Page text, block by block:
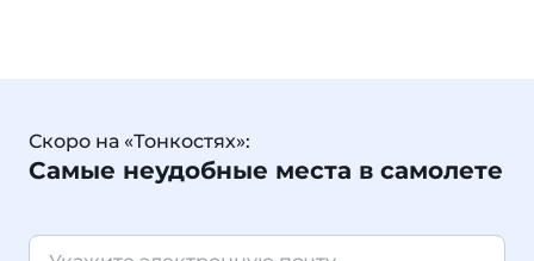
Скоро на «Тонкостях»:
Самые неудобные места в самолете